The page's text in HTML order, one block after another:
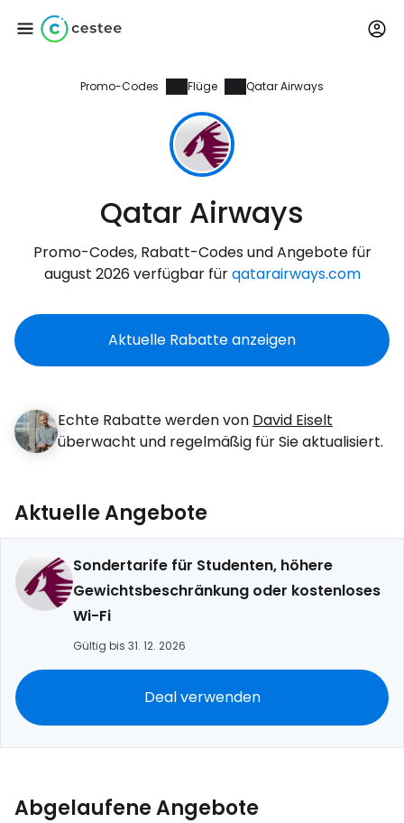
Promo-Codes Flüge Qatar Airways
Qatar Airways
Promo-Codes, Rabatt-Codes und Angebote für
august 2026 verfügbar fürqatarairways.com
Aktuelle Rabatte anzeigen
Echte Rabatte werden von David Eiselt
überwacht und regelmäßig für Sie aktualisiert.
Aktuelle Angebote
Sondertarife für Studenten, höhere
Gewichtsbeschränkung oder kostenloses
Wi-Fi
Gültig bis 31. 12. 2026
Deal verwenden
Abgelaufene Angebote
Anmeldung bei
... die weltweite Reise-Community
Weiter mit Google
Weiter mit Facebook